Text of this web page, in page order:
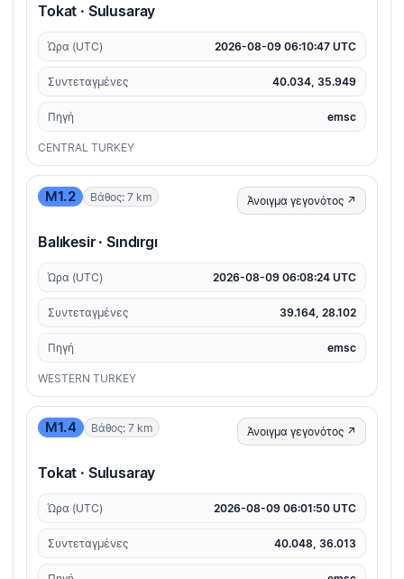
Tokat · Sulusaray
Ώρα (UTC) 2026-08-09 06:10:47 UTC
Συντεταγμένες 40.034, 35.949
Πηγή emsc
CENTRAL TURKEY
M1.2 Βάθος: 7 km Άνοιγμα γεγονότος ↗
Balıkesir · Sındırgı
Ώρα (UTC) 2026-08-09 06:08:24 UTC
Συντεταγμένες 39.164, 28.102
Πηγή emsc
WESTERN TURKEY
M1.4 Βάθος: 7 km Άνοιγμα γεγονότος ↗
Tokat · Sulusaray
Ώρα (UTC) 2026-08-09 06:01:50 UTC
Συντεταγμένες 40.048, 36.013